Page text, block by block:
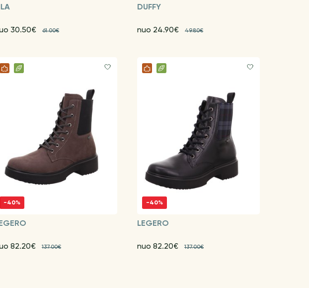
30.50€ 61.00€
DUFFY
nuo 24.90€ 49.80€
-40%
82.20€ 137.00€
-40%
LEGERO
nuo 82.20€ 137.00€